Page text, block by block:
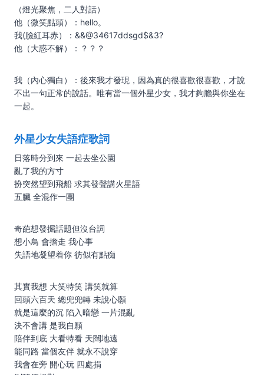
（燈光聚焦，二人對話）
他（微笑點頭）：hello。
我(臉紅耳赤）：&&@34617ddsgd$&3?
他（大惑不解）：？？？
我（內心獨白）：後來我才發現，因為真的很喜歡很喜歡，才說
不出一句正常的說話。唯有當一個外星少女，我才夠膽與你坐在
一起。
外星少女失語症歌詞
日落時分到來 一起去坐公園
亂了我的方寸
扮突然望到飛船 求其發聲講火星語
五臟 全混作一團
奇葩想發掘話題但沒台詞
想小鳥 會擔走 我心事
失語地凝望着你 彷似有點痴
其實我想 大笑特笑 講笑就算
回頭六百天 總兜兜轉 未說心願
就是這麼的沉 陷入暗戀 一片混亂
決不會講 是我自願
陪伴到底 大看特看 天闊地遠
能同路 當個友伴 就永不說穿
我會在旁 開心玩 四處捐